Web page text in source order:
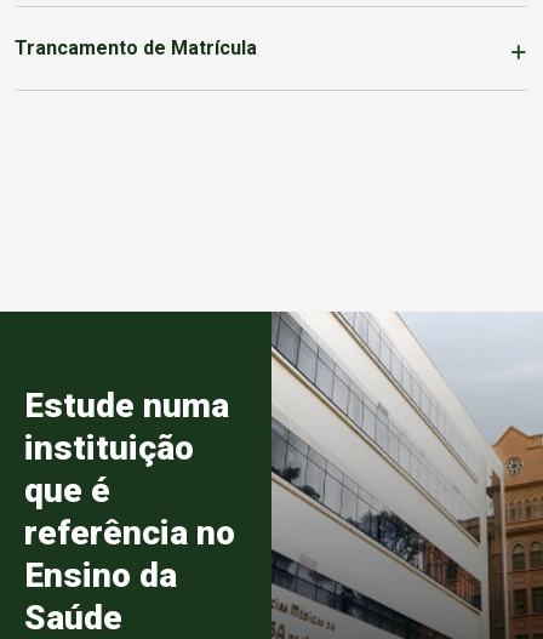
Trancamento de Matrícula
Estude numa
instituição
que é
referência no
Ensino da
Saúde